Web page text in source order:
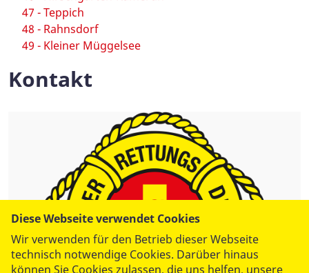
47 - Teppich
48 - Rahnsdorf
49 - Kleiner Müggelsee
Kontakt
Diese Webseite verwendet Cookies
Wir verwenden für den Betrieb dieser Webseite
technisch notwendige Cookies. Darüber hinaus
können Sie Cookies zulassen, die uns helfen, unsere